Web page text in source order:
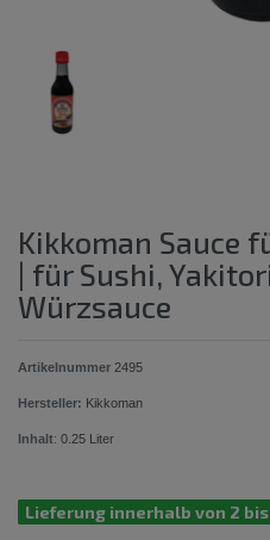
Kikkoman Sauce
| für Sushi,
Würzsauce
Artikelnummer 2495
Hersteller: Kikkoman
Inhalt: 0.25 Liter
Lieferung innerhalb von 2